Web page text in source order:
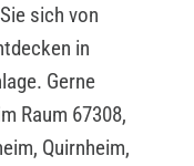
sich von
in
Gerne
Raum 67308,
Quirnheim,